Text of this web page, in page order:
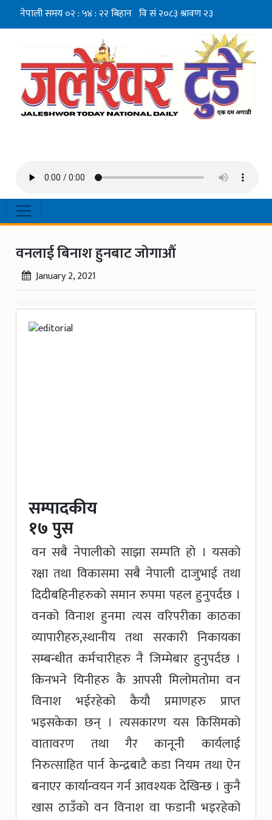
वनलाई बिनाश हुनबाट जोगाऔं
January 2, 2021
सम्पादकीय
१७ पुस
वन सबै नेपालीको साझा सम्पति हो । यसको
रक्षा तथा विकासमा सबै नेपाली दाजुभाई तथा
दिदीबहिनीहरुको समान रुपमा पहल हुनुपर्दछ ।
वनको विनाश हुनमा त्यस वरिपरीका काठका
व्यापारीहरु,स्थानीय तथा सरकारी निकायका
सम्बन्धीत कर्मचारीहरु नै जिम्मेबार हुनुपर्दछ ।
किनभने यिनीहरु कै आपसी मिलोमतोमा वन
विनाश भईरहेको कैयौ प्रमाणहरु प्राप्त
भइसकेका छन् । त्यसकारण यस किसिमको
वातावरण तथा गैर कानूनी कार्यलाई
निरुत्साहित पार्न केन्द्रबाटै कडा नियम तथा ऐन
बनाएर कार्यान्वयन गर्न आवश्यक देखिन्छ । कुनै
खास ठाउँको वन विनाश वा फडानी भइरहेको